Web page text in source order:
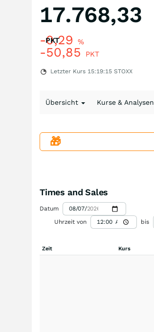
17.768,33
PKT
-0,29 %
-50,85 PKT
Letzter Kurs 15:19:15 STOXX
Übersicht Kurse & Analysen
🎁
Times and Sales
Datum
Uhrzeit von
bis
Zeit Kurs